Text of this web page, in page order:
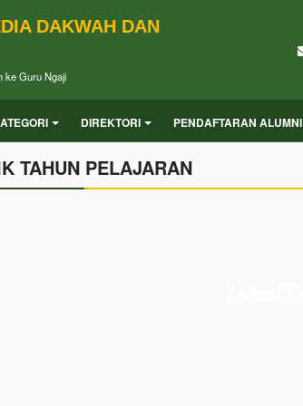
DAKWAH DAN
ke Guru Ngaji
DIREKTORI PENDAFTARAN ALUMNI
TAHUN PELAJARAN